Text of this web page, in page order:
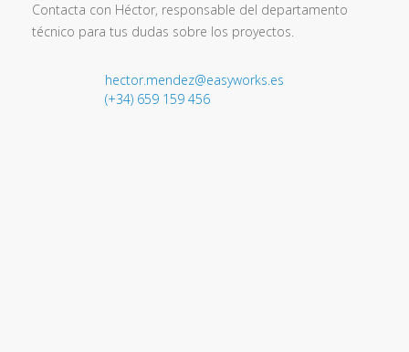
Contacta con Héctor, responsable del departamento
técnico para tus dudas sobre los proyectos.
hector.mendez@easyworks.es
(+34) 659 159 456